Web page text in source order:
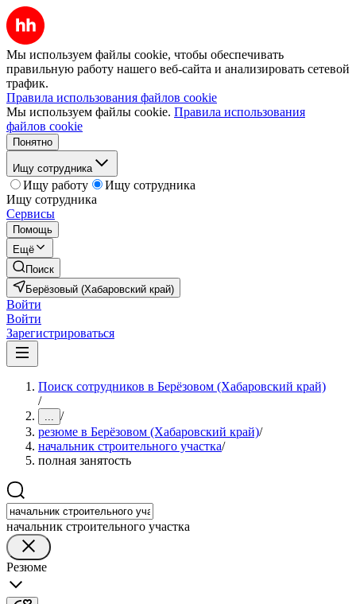
Мы используем файлы cookie, чтобы обеспечивать
правильную работу нашего веб-сайта и анализировать сетевой
трафик.
Правила использования файлов cookie
Мы используем файлы cookie. Правила использования
файлов cookie
Понятно
Ищу сотрудника
Ищу работу
Ищу сотрудника
Ищу сотрудника
Сервисы
Помощь
Ещё
Поиск
Берёзовый (Хабаровский край)
Войти
Войти
Зарегистрироваться
Поиск сотрудников в Берёзовом (Хабаровский край)
/
... /
резюме в Берёзовом (Хабаровский край)/
начальник строительного участка/
полная занятость
начальник строительного участка
Резюме